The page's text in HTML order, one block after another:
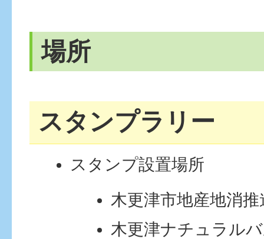
場所
スタンプラリー
スタンプ設置場所
木更津市地産地消
木更津ナチュラル